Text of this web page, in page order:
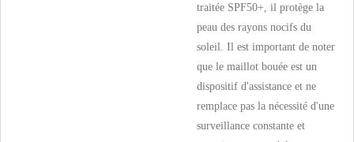
traitée SPF50+, il protège la
peau des rayons nocifs du
soleil. Il est important de noter
que le maillot bouée est un
dispositif d'assistance et ne
remplace pas la nécessité d'une
surveillance constante et